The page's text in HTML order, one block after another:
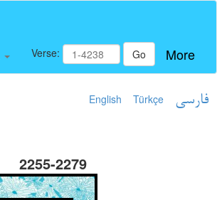
Verse: Go More
English Türkçe فارسی
2255-2279